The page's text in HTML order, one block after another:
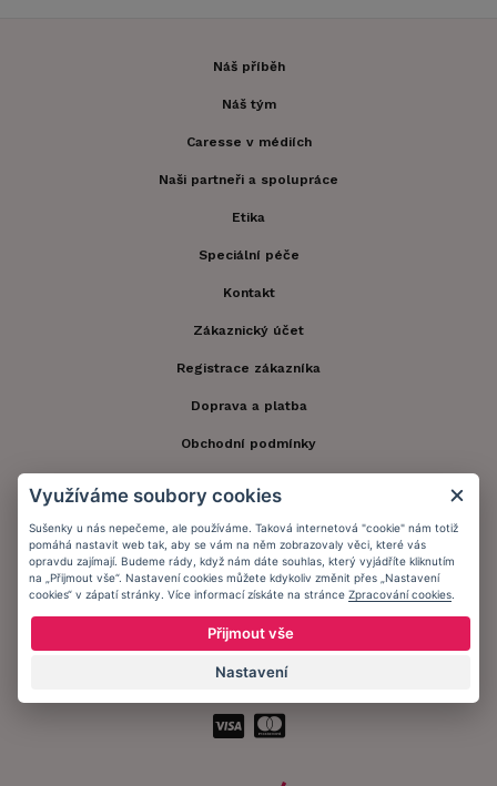
Náš příběh
Náš tým
Caresse v médiích
Naši partneři a spolupráce
Etika
Speciální péče
Kontakt
Zákaznický účet
Registrace zákazníka
Doprava a platba
Obchodní podmínky
Zůstaňte s námi v kontaktu.
Využíváme soubory cookies
Sušenky u nás nepečeme, ale používáme. Taková internetová "cookie" nám totiž
pomáhá nastavit web tak, aby se vám na něm zobrazovaly věci, které vás
opravdu zajímají. Budeme rády, když nám dáte souhlas, který vyjádříte kliknutím
na „Přijmout vše“. Nastavení cookies můžete kdykoliv změnit přes „Nastavení
cookies“ v zápatí stránky. Více informací získáte na stránce Zpracování cookies
Přijmout vše
Nastavení